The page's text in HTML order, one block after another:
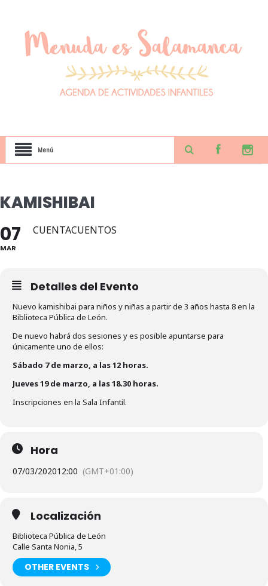
Menú
KAMISHIBAI
07
MAR
CUENTACUENTOS
Detalles del Evento
Nuevo kamishibai para niños y niñas a partir de 3 años hasta 8 en la
Biblioteca Pública de León.
De nuevo habrá dos sesiones y es posible apuntarse para
únicamente uno de ellos:
Sábado 7 de marzo, a las 12 horas.
Jueves 19 de marzo, a las 18.30 horas.
Inscripciones en la Sala Infantil.
Hora
07/03/202012:00 (GMT+01:00)
Localización
Biblioteca Pública de León
Calle Santa Nonia, 5
OTHER EVENTS